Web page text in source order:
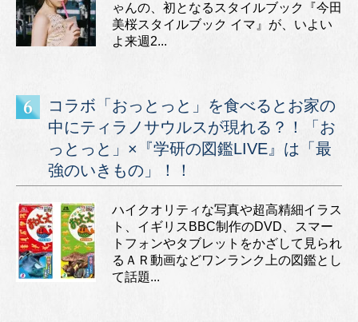
ゃんの、初となるスタイルブック『今田
美桜スタイルブック イマ』が、いよい
よ来週2...
コラボ「おっとっと」を食べるとお家の
中にティラノサウルスが現れる？！「お
っとっと」×『学研の図鑑LIVE』は「最
強のいきもの」！！
ハイクオリティな写真や超高精細イラス
ト、イギリスBBC制作のDVD、スマー
トフォンやタブレットをかざして見られ
るＡＲ動画などワンランク上の図鑑とし
て話題...